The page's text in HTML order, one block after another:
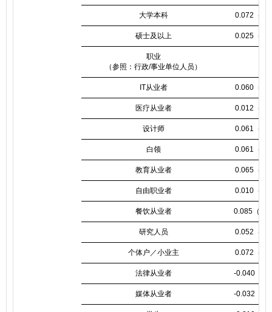
大学本科 0.072（
硕士及以上 0.025（
职业
（参照：行政/事业单位人员）
IT从业者 0.060（
医疗从业者 0.012（
设计师 0.061（
白领 0.061（
教育从业者 0.065（
自由职业者 0.010（
餐饮从业者 0.085（
研究人员 0.052（
个体户／小业主 0.072（
法律从业者 -0.040（
媒体从业者 -0.032（